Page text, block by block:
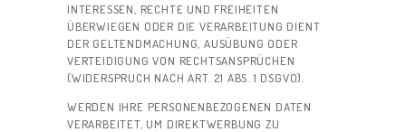
STARTSEITE
INTERESSEN, RECHTE UND FREIHEITEN
ÜBERWIEGEN ODER DIE VERARBEITUNG DIENT
DER GELTENDMACHUNG, AUSÜBUNG ODER
VERTEIDIGUNG VON RECHTSANSPRÜCHEN
(WIDERSPRUCH NACH ART. 21 ABS. 1 DSGVO).
WERDEN IHRE PERSONENBEZOGENEN DATEN
VERARBEITET, UM DIREKTWERBUNG ZU